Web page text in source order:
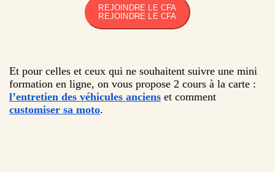
REJOINDRE LE CFA
REJOINDRE LE CFA
Et pour celles et ceux qui ne souhaitent suivre une mini
formation en ligne, on vous propose 2 cours à la carte :
l’entretien des véhicules anciens et comment
customiser sa moto.